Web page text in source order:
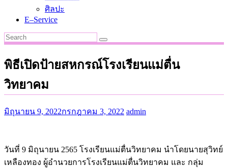
ศิลปะ
E–Service
พิธีเปิดป้ายสหกรณ์โรงเรียนแม่ตื่น
วิทยาคม
มิถุนายน 9, 2022กรกฎาคม 3, 2022 admin
วันที่ 9 มิถุนายน 2565 โรงเรียนแม่ตื่นวิทยาคม นำโดยนายสุวิทย์
เหลืองทอง ผู้อำนวยการโรงเรียนแม่ตื่นวิทยาคม และ กลุ่ม